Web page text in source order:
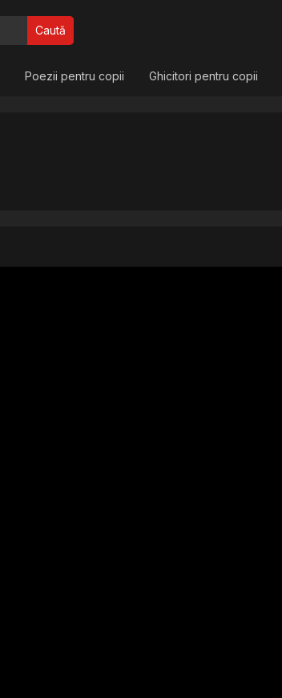
Caută
Poezii pentru copii Ghicitori pentru copii